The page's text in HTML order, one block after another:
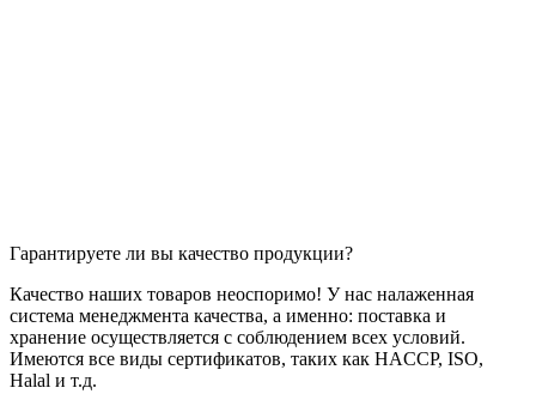
Гарантируете ли вы качество продукции?
Качество наших товаров неоспоримо! У нас налаженная
система менеджмента качества, а именно: поставка и
хранение осуществляется с соблюдением всех условий.
Имеются все виды сертификатов, таких как HACCP, ISO,
Halal и т.д.